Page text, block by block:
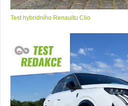
Test hybridního Renaultu Clio